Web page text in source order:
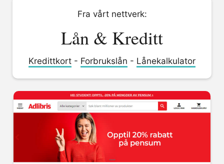
Fra vårt nettverk:
Lån & Kreditt
Kredittkort - Forbrukslån - Lånekalkulator